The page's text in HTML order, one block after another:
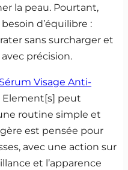
la peau. Pourtant,
d’équilibre :
sans surcharger et
précision.
Sérum Visage Anti-
Element[s] peut
routine simple et
est pensée pour
avec une action sur
et l’apparence